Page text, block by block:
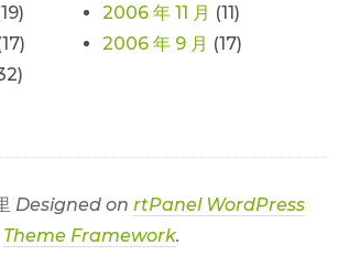
2006 年 11 月 (11)
2006 年 9 月 (17)
Designed on rtPanel WordPress
Theme Framework.